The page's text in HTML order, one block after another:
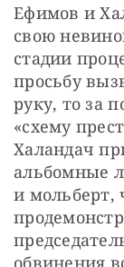
Ефимов и
свою
стадии
просьбу
руку, то за
«схему
Халандач
альбомные
и мольберт,
обвинения